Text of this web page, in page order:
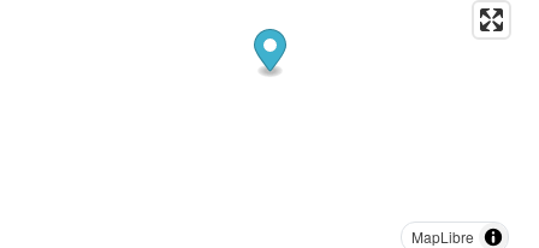
MapLibre